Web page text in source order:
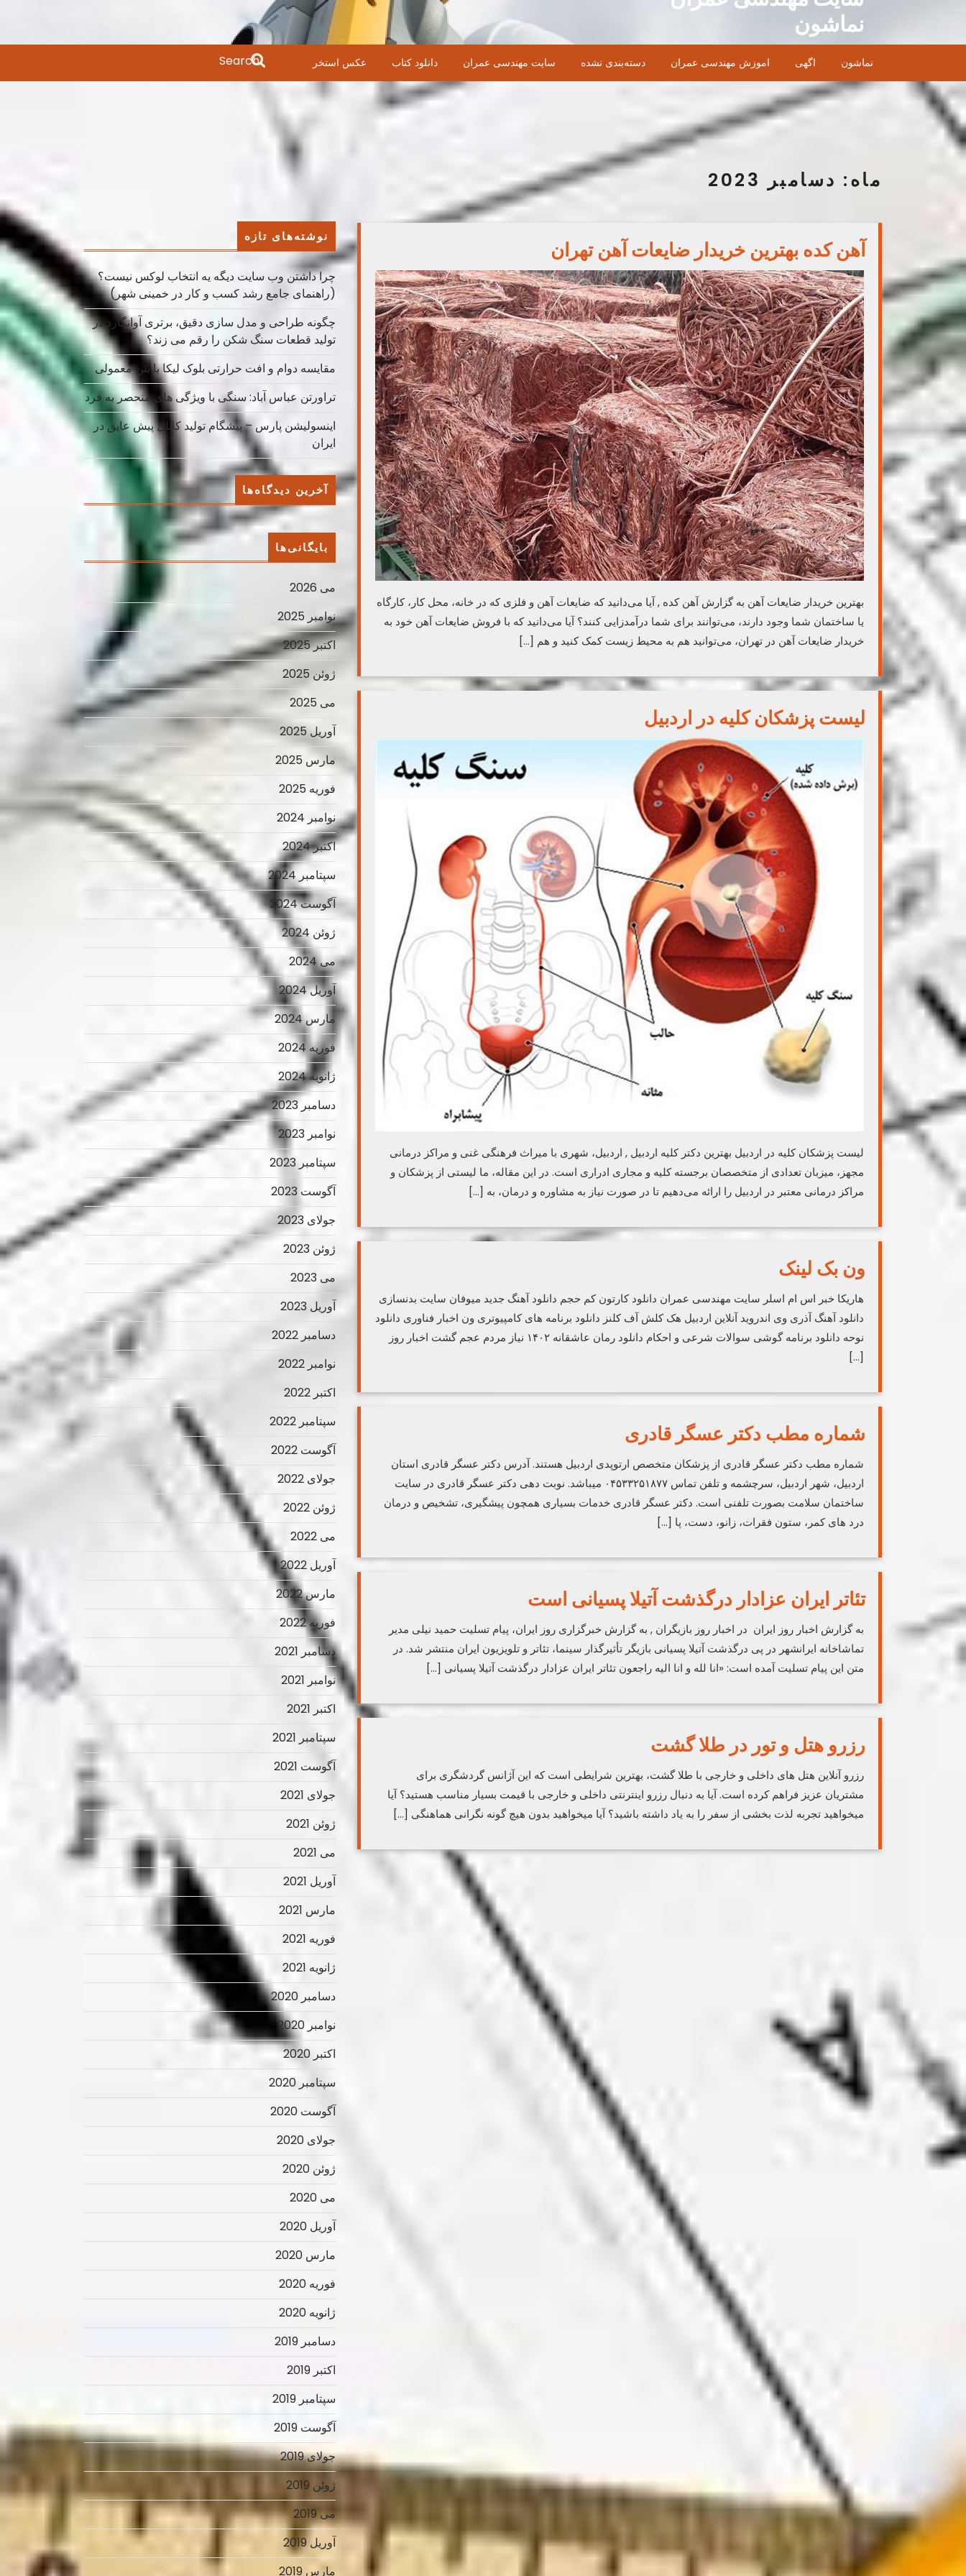
content
نماشون
نماشون اگهی اموزش مهندسی عمران دسته‌بندی نشده سایت مهندسی عمران دانلود کتاب عکس استخر
Search
for:
ماه: دسامبر 2023
آهن کده بهترین خریدار ضایعات آهن تهران
بهترین خریدار ضایعات آهن به گزارش آهن کده , آیا می‌دانید که ضایعات آهن و فلزی که در خانه، محل کار، کارگاه
یا ساختمان شما وجود دارند، می‌توانند برای شما درآمدزایی کنند؟ آیا می‌دانید که با فروش ضایعات آهن خود به
خریدار ضایعات آهن در تهران، می‌توانید هم به محیط زیست کمک کنید و هم […]
لیست پزشکان کلیه در اردبیل
لیست پزشکان کلیه در اردبیل بهترین دکتر کلیه اردبیل , اردبیل، شهری با میراث فرهنگی غنی و مراکز درمانی
مجهز، میزبان تعدادی از متخصصان برجسته کلیه و مجاری ادراری است. در این مقاله، ما لیستی از پزشکان و
مراکز درمانی معتبر در اردبیل را ارائه می‌دهیم تا در صورت نیاز به مشاوره و درمان، به […]
ون بک لینک
هاریکا خبر اس ام اسلر سایت مهندسی عمران دانلود کارتون کم حجم دانلود آهنگ جدید میوفان سایت بدنسازی
دانلود آهنگ آذری وی اندروید آنلاین اردبیل هک کلش آف کلنز دانلود برنامه های کامپیوتری ون اخبار فناوری دانلود
نوحه دانلود برنامه گوشی سوالات شرعی و احکام دانلود رمان عاشقانه ۱۴۰۲ نیاز مردم عجم گشت اخبار روز
[…]
شماره مطب دکتر عسگر قادری
شماره مطب دکتر عسگر قادری از پزشکان متخصص ارتوپدی اردبیل هستند. آدرس دکتر عسگر قادری استان
اردبیل، شهر اردبیل، سرچشمه و تلفن تماس ۰۴۵۳۳۲۵۱۸۷۷ میباشد. نوبت دهی دکتر عسگر قادری در سایت
ساختمان سلامت بصورت تلفنی است. دکتر عسگر قادری خدمات بسیاری همچون پیشگیری، تشخیص و درمان
درد های کمر، ستون فقرات، زانو، دست، پا […]
تئاتر ایران عزادار درگذشت آتیلا پسیانی است
به گزارش اخبار روز ایران در اخبار روز بازیگران , به گزارش خبرگزاری روز ایران، پیام تسلیت حمید نیلی مدیر
تماشاخانه ایرانشهر در پی درگذشت آتیلا پسیانی بازیگر تأثیرگذار سینما، تئاتر و تلویزیون ایران منتشر شد. در
متن این پیام تسلیت آمده است: «انا لله و انا الیه راجعون تئاتر ایران عزادار درگذشت آتیلا پسیانی […]
رزرو هتل و تور در طلا گشت
رزرو آنلاین هتل های داخلی و خارجی با طلا گشت، بهترین شرایطی است که این آژانس گردشگری برای
مشتریان عزیز فراهم کرده است. آیا به دنبال رزرو اینترنتی داخلی و خارجی با قیمت بسیار مناسب هستید؟ آیا
میخواهید تجربه لذت بخشی از سفر را به یاد داشته باشید؟ آیا میخواهید بدون هیچ گونه نگرانی هماهنگی […]
نوشته‌های تازه
چرا داشتن وب سایت دیگه یه انتخاب لوکس نیست؟
(راهنمای جامع رشد کسب ‌و کار در خمینی ‌شهر)
چگونه طراحی و مدل سازی دقیق، برتری آوانگارد در
تولید قطعات سنگ شکن را رقم می زند؟
مقایسه دوام و افت حرارتی بلوک لیکا با بتن معمولی
تراورتن عباس آباد: سنگی با ویژگی های منحصر به فرد
اینسولیشن پارس – پیشگام تولید کانال پیش عایق در
ایران
آخرین دیدگاه‌ها
بایگانی‌ها
می 2026
نوامبر 2025
اکتبر 2025
ژوئن 2025
می 2025
آوریل 2025
مارس 2025
فوریه 2025
نوامبر 2024
اکتبر 2024
سپتامبر 2024
آگوست 2024
ژوئن 2024
می 2024
آوریل 2024
مارس 2024
فوریه 2024
ژانویه 2024
دسامبر 2023
نوامبر 2023
سپتامبر 2023
آگوست 2023
جولای 2023
ژوئن 2023
می 2023
آوریل 2023
دسامبر 2022
نوامبر 2022
اکتبر 2022
سپتامبر 2022
آگوست 2022
جولای 2022
ژوئن 2022
می 2022
آوریل 2022
مارس 2022
فوریه 2022
دسامبر 2021
نوامبر 2021
اکتبر 2021
سپتامبر 2021
آگوست 2021
جولای 2021
ژوئن 2021
می 2021
آوریل 2021
مارس 2021
فوریه 2021
ژانویه 2021
دسامبر 2020
نوامبر 2020
اکتبر 2020
سپتامبر 2020
آگوست 2020
جولای 2020
ژوئن 2020
می 2020
آوریل 2020
مارس 2020
فوریه 2020
ژانویه 2020
دسامبر 2019
اکتبر 2019
سپتامبر 2019
آگوست 2019
جولای 2019
ژوئن 2019
می 2019
آوریل 2019
مارس 2019